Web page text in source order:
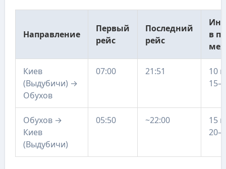
Направление
Первый
рейс
Последний
рейс
в
Киев
(Выдубичи) →
Обухов
07:00 21:51
10
Обухов →
Киев
(Выдубичи)
05:50 ~22:00
15